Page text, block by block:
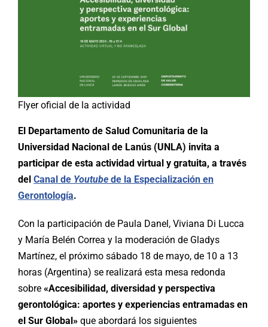
Flyer oficial de la actividad
El Departamento de Salud Comunitaria de la
Universidad Nacional de Lanús (UNLA) invita a
participar de esta actividad virtual y gratuita, a través
del Canal de Youtube de la Especialización en
Gerontología.
Con la participación de Paula Danel, Viviana Di Lucca
y María Belén Correa y la moderación de Gladys
Martínez, el próximo sábado 18 de mayo, de 10 a 13
horas (Argentina) se realizará esta mesa redonda
sobre «Accesibilidad, diversidad y perspectiva
gerontológica: aportes y experiencias entramadas en
el Sur Global» que abordará los siguientes